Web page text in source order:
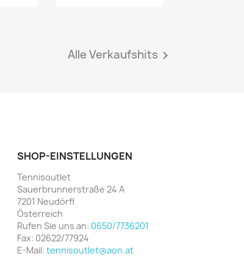
Alle Verkaufshits 
SHOP-EINSTELLUNGEN
Tennisoutlet
Sauerbrunnerstraße 24 A
7201 Neudörfl
Österreich
Rufen Sie uns an: 0650/7736201
Fax: 02622/77924
E-Mail: tennisoutlet@aon.at